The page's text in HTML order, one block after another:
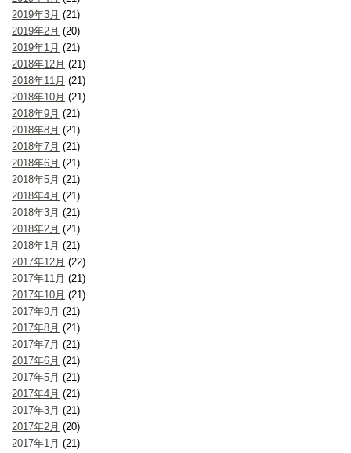
2019年3月 (21)
2019年2月 (20)
2019年1月 (21)
2018年12月 (21)
2018年11月 (21)
2018年10月 (21)
2018年9月 (21)
2018年8月 (21)
2018年7月 (21)
2018年6月 (21)
2018年5月 (21)
2018年4月 (21)
2018年3月 (21)
2018年2月 (21)
2018年1月 (21)
2017年12月 (22)
2017年11月 (21)
2017年10月 (21)
2017年9月 (21)
2017年8月 (21)
2017年7月 (21)
2017年6月 (21)
2017年5月 (21)
2017年4月 (21)
2017年3月 (21)
2017年2月 (20)
2017年1月 (21)